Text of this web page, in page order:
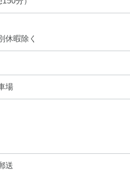
休暇除く
場
送